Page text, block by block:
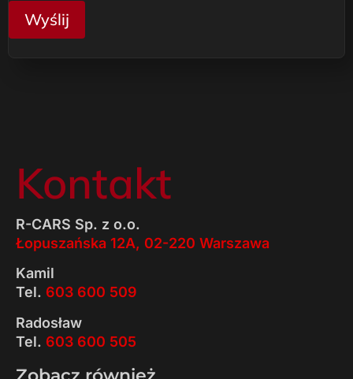
Wyślij
Kontakt
R-CARS Sp. z o.o.
Łopuszańska 12A, 02-220 Warszawa
Kamil
Tel. 603 600 509
Radosław
Tel. 603 600 505